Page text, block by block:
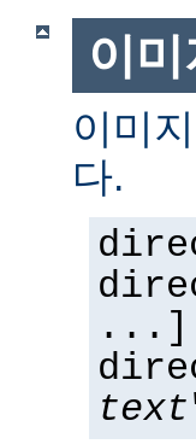
이
이미
다.
...]
text